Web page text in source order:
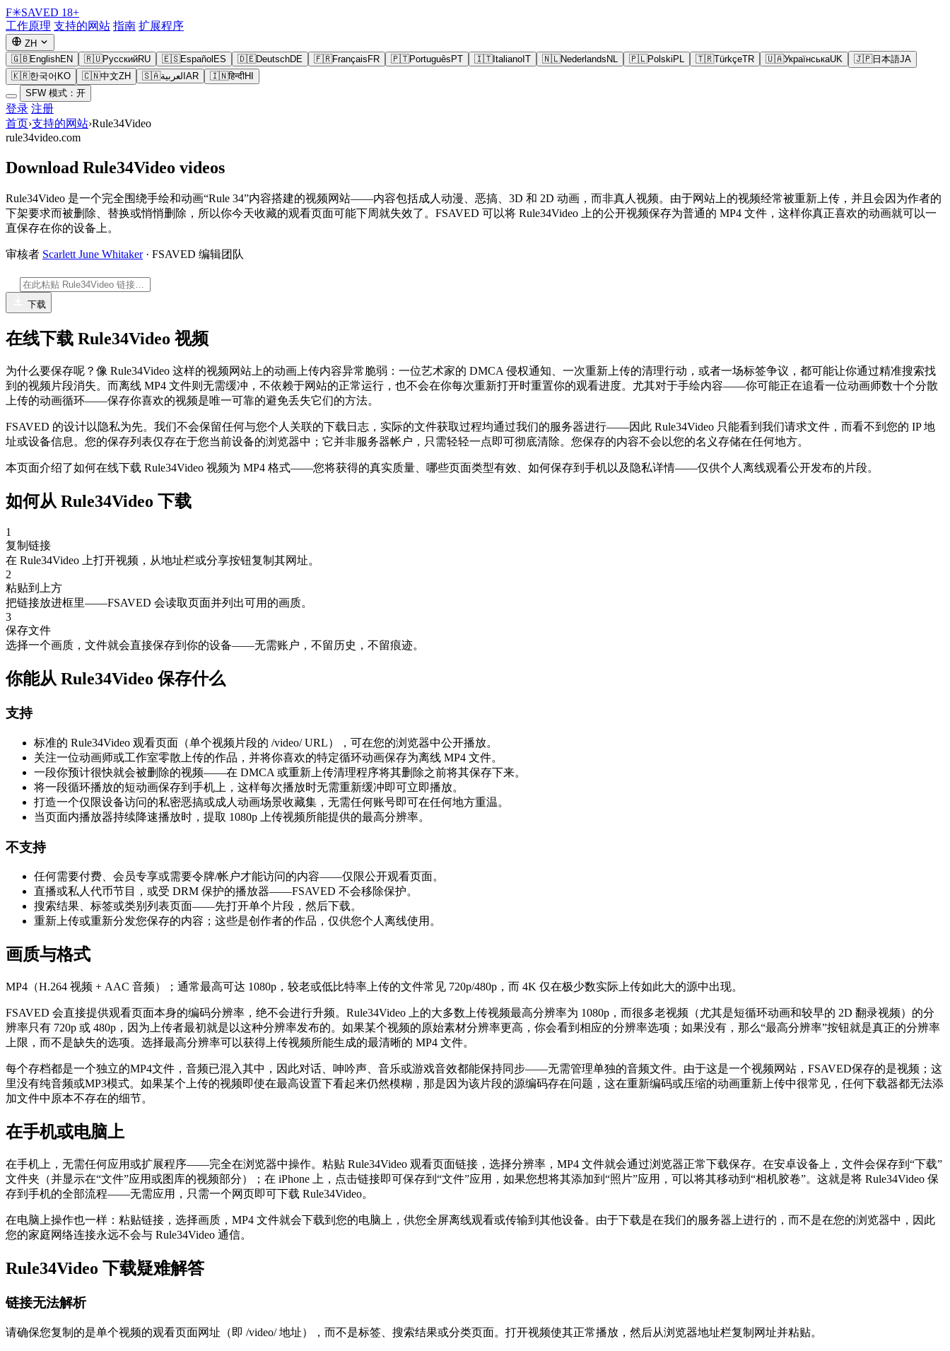
F✳SAVED 18+
工作原理 支持的网站 指南 扩展程序
ZH
🇬🇧EnglishEN 🇷🇺РусскийRU 🇪🇸Español ES 🇩🇪DeutschDE 🇫🇷Français FR 🇵🇹Português PT 🇮🇹Italiano IT 🇳🇱Nederlands NL 🇵🇱Polski PL 🇹🇷TürkçeTR 🇺🇦УкраїнськаUK 🇯🇵日本語JA
🇰🇷한국어 KO 🇨🇳中文ZH 🇸🇦العربية AR 🇮🇳हिन्दीHI
SFW 模式：开
登录 注册
首页›支持的网站›Rule34Video
rule34video.com
Download Rule34Video videos
Rule34Video 是一个完全围绕手绘和动画“Rule 34”内容搭建的视频网站——内容包括成人动漫、恶搞、3D 和 2D 动画，而非真人视频。由于网站上的视频经常被重新上传，并且会因为作者的
下架要求而被删除、替换或悄悄删除，所以你今天收藏的观看页面可能下周就失效了。FSAVED 可以将 Rule34Video 上的公开视频保存为普通的 MP4 文件，这样你真正喜欢的动画就可以一
直保存在你的设备上。
审核者 Scarlett June Whitaker· FSAVED 编辑团队
下载
在线下载 Rule34Video 视频
为什么要保存呢？像 Rule34Video 这样的视频网站上的动画上传内容异常脆弱：一位艺术家的 DMCA 侵权通知、一次重新上传的清理行动，或者一场标签争议，都可能让你通过精准搜索找
到的视频片段消失。而离线 MP4 文件则无需缓冲，不依赖于网站的正常运行，也不会在你每次重新打开时重置你的观看进度。尤其对于手绘内容——你可能正在追看一位动画师数十个分散
上传的动画循环——保存你喜欢的视频是唯一可靠的避免丢失它们的方法。
FSAVED 的设计以隐私为先。我们不会保留任何与您个人关联的下载日志，实际的文件获取过程均通过我们的服务器进行——因此 Rule34Video 只能看到我们请求文件，而看不到您的 IP 地
址或设备信息。您的保存列表仅存在于您当前设备的浏览器中；它并非服务器帐户，只需轻轻一点即可彻底清除。您保存的内容不会以您的名义存储在任何地方。
本页面介绍了如何在线下载 Rule34Video 视频为 MP4 格式——您将获得的真实质量、哪些页面类型有效、如何保存到手机以及隐私详情——仅供个人离线观看公开发布的片段。
如何从 Rule34Video 下载
1
复制链接
在 Rule34Video 上打开视频，从地址栏或分享按钮复制其网址。
2
粘贴到上方
把链接放进框里——FSAVED 会读取页面并列出可用的画质。
3
保存文件
选择一个画质，文件就会直接保存到你的设备——无需账户，不留历史，不留痕迹。
你能从 Rule34Video 保存什么
支持
标准的 Rule34Video 观看页面（单个视频片段的 /video/ URL），可在您的浏览器中公开播放。
关注一位动画师或工作室零散上传的作品，并将你喜欢的特定循环动画保存为离线 MP4 文件。
一段你预计很快就会被删除的视频——在 DMCA 或重新上传清理程序将其删除之前将其保存下来。
将一段循环播放的短动画保存到手机上，这样每次播放时无需重新缓冲即可立即播放。
打造一个仅限设备访问的私密恶搞或成人动画场景收藏集，无需任何账号即可在任何地方重温。
当页面内播放器持续降速播放时，提取 1080p 上传视频所能提供的最高分辨率。
不支持
任何需要付费、会员专享或需要令牌/帐户才能访问的内容——仅限公开观看页面。
直播或私人代币节目，或受 DRM 保护的播放器——FSAVED 不会移除保护。
搜索结果、标签或类别列表页面——先打开单个片段，然后下载。
重新上传或重新分发您保存的内容；这些是创作者的作品，仅供您个人离线使用。
画质与格式
MP4（H.264 视频 + AAC 音频）；通常最高可达 1080p，较老或低比特率上传的文件常见 720p/480p，而 4K 仅在极少数实际上传如此大的源中出现。
FSAVED 会直接提供观看页面本身的编码分辨率，绝不会进行升频。Rule34Video 上的大多数上传视频最高分辨率为 1080p，而很多老视频（尤其是短循环动画和较早的 2D 翻录视频）的分
辨率只有 720p 或 480p，因为上传者最初就是以这种分辨率发布的。如果某个视频的原始素材分辨率更高，你会看到相应的分辨率选项；如果没有，那么“最高分辨率”按钮就是真正的分辨率
上限，而不是缺失的选项。选择最高分辨率可以获得上传视频所能生成的最清晰的 MP4 文件。
每个存档都是一个独立的MP4文件，音频已混入其中，因此对话、呻吟声、音乐或游戏音效都能保持同步——无需管理单独的音频文件。由于这是一个视频网站，FSAVED保存的是视频；这
里没有纯音频或MP3模式。如果某个上传的视频即使在最高设置下看起来仍然模糊，那是因为该片段的源编码存在问题，这在重新编码或压缩的动画重新上传中很常见，任何下载器都无法添
加文件中原本不存在的细节。
在手机或电脑上
在手机上，无需任何应用或扩展程序——完全在浏览器中操作。粘贴 Rule34Video 观看页面链接，选择分辨率，MP4 文件就会通过浏览器正常下载保存。在安卓设备上，文件会保存到“下载”
文件夹（并显示在“文件”应用或图库的视频部分）；在 iPhone 上，点击链接即可保存到“文件”应用，如果您想将其添加到“照片”应用，可以将其移动到“相机胶卷”。这就是将 Rule34Video 保
存到手机的全部流程——无需应用，只需一个网页即可下载 Rule34Video。
在电脑上操作也一样：粘贴链接，选择画质，MP4 文件就会下载到您的电脑上，供您全屏离线观看或传输到其他设备。由于下载是在我们的服务器上进行的，而不是在您的浏览器中，因此
您的家庭网络连接永远不会与 Rule34Video 通信。
Rule34Video 下载疑难解答
链接无法解析
请确保您复制的是单个视频的观看页面网址（即 /video/ 地址），而不是标签、搜索结果或分类页面。打开视频使其正常播放，然后从浏览器地址栏复制网址并粘贴。